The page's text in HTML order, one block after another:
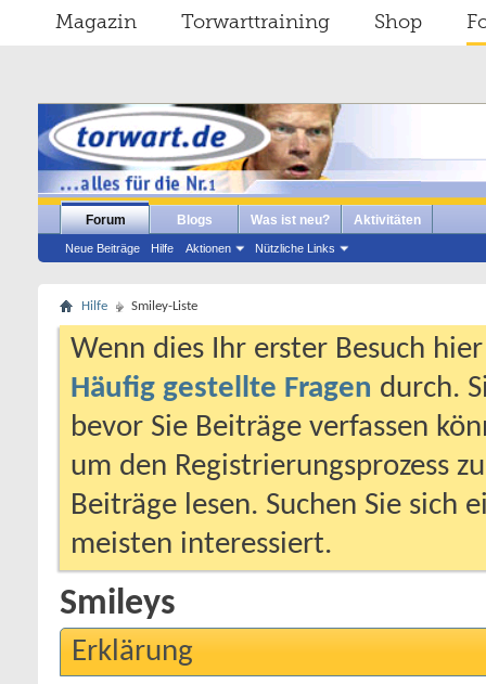
Magazin Torwarttraining Shop
Forum
Neue Beiträge Hilfe Aktionen Nützliche Links
Blogs Was ist neu? Aktivitäten
Hilfe Smiley-Liste
Wenn dies Ihr erster Besuch
Häufig gestellte Fragen durch.
bevor Sie Beiträge verfassen
um den Registrierungsprozess
Beiträge lesen. Suchen Sie sich
meisten interessiert.
Smileys
Erklärung